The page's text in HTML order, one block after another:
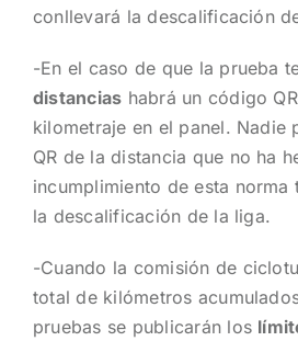
conllevará la descalificación
-En el caso de que la prueba
distancias habrá un código
kilometraje en el panel. Nadie
QR de la distancia que no ha
incumplimiento de esta norma
la descalificación de la liga.
-Cuando la comisión de
total de kilómetros
pruebas se publicarán los